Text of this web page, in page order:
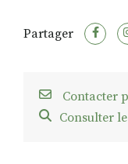
Partager
Contacter
Consulter